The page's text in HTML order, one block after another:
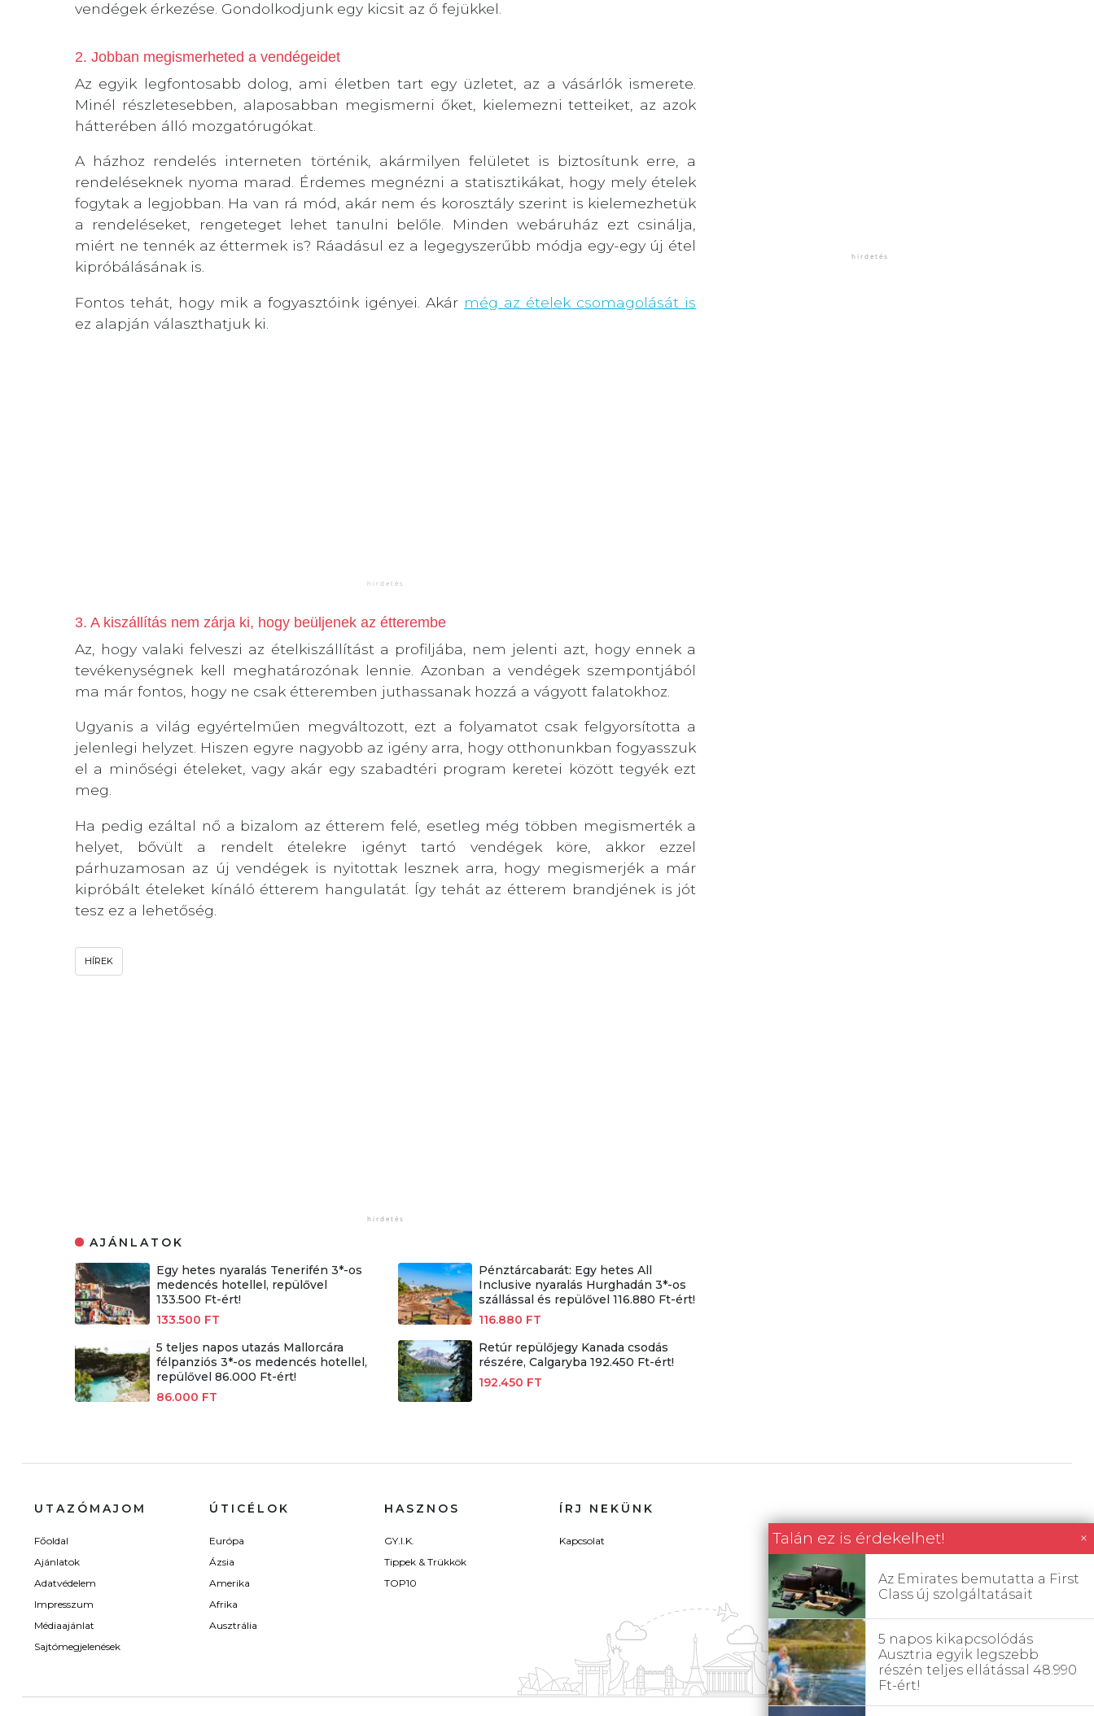
vendégek érkezése. Gondolkodjunk egy kicsit az ő fejükkel.
2. Jobban megismerheted a vendégeidet
Az egyik legfontosabb dolog, ami életben tart egy üzletet, az a vásárlók ismerete.
Minél részletesebben, alaposabban megismerni őket, kielemezni tetteiket, az azok
hátterében álló mozgatórugókat.
A házhoz rendelés interneten történik, akármilyen felületet is biztosítunk erre, a
rendeléseknek nyoma marad. Érdemes megnézni a statisztikákat, hogy mely ételek
fogytak a legjobban. Ha van rá mód, akár nem és korosztály szerint is kielemezhetük
a rendeléseket, rengeteget lehet tanulni belőle. Minden webáruház ezt csinálja,
miért ne tennék az éttermek is? Ráadásul ez a legegyszerűbb módja egy-egy új étel
kipróbálásának is.
Fontos tehát, hogy mik a fogyasztóink igényei. Akár még az ételek csomagolását is
ez alapján választhatjuk ki.
3. A kiszállítás nem zárja ki, hogy beüljenek az étterembe
Az, hogy valaki felveszi az ételkiszállítást a profiljába, nem jelenti azt, hogy ennek a
tevékenységnek kell meghatározónak lennie. Azonban a vendégek szempontjából
ma már fontos, hogy ne csak étteremben juthassanak hozzá a vágyott falatokhoz.
Ugyanis a világ egyértelműen megváltozott, ezt a folyamatot csak felgyorsította a
jelenlegi helyzet. Hiszen egyre nagyobb az igény arra, hogy otthonunkban fogyasszuk
el a minőségi ételeket, vagy akár egy szabadtéri program keretei között tegyék ezt
meg.
Ha pedig ezáltal nő a bizalom az étterem felé, esetleg még többen megismerték a
helyet, bővült a rendelt ételekre igényt tartó vendégek köre, akkor ezzel
párhuzamosan az új vendégek is nyitottak lesznek arra, hogy megismerjék a már
kipróbált ételeket kínáló étterem hangulatát. Így tehát az étterem brandjének is jót
tesz ez a lehetőség.
Talán ez is érdekelhet! ×
Az Emirates bemutatta a First
Class új szolgáltatásait
5 napos kikapcsolódás
Ausztria egyik legszebb
részén teljes ellátással 48.990
Ft-ért!
HÍREK
AJÁNLATOK
Egy hetes nyaralás Tenerifén 3*-os
medencés hotellel, repülővel
133.500 Ft-ért!
133.500 FT
Pénztárcabarát: Egy hetes All
Inclusive nyaralás Hurghadán 3*-os
szállással és repülővel 116.880 Ft-ért!
116.880 FT
5 teljes napos utazás Mallorcára
félpanziós 3*-os medencés hotellel,
repülővel 86.000 Ft-ért!
86.000 FT
Retúr repülőjegy Kanada csodás
részére, Calgaryba 192.450 Ft-ért!
192.450 FT
UTAZÓMAJOM
Főoldal
Ajánlatok
Adatvédelem
Impresszum
Médiaajánlat
Sajtómegjelenések
ÚTICÉLOK
Európa
Ázsia
Amerika
Afrika
Ausztrália
HASZNOS
GY.I.K.
Tippek & Trükkök
TOP10
ÍRJ NEKÜNK
Kapcsolat